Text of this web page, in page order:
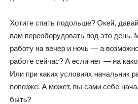
Хотите спать подольше? Окей,
вам переоборудовать под это день.
работу на вечер и ночь — а
работе сейчас? А если нет — на
Или при каких условиях начальник
попозже. А может, вы сами себе
быть?